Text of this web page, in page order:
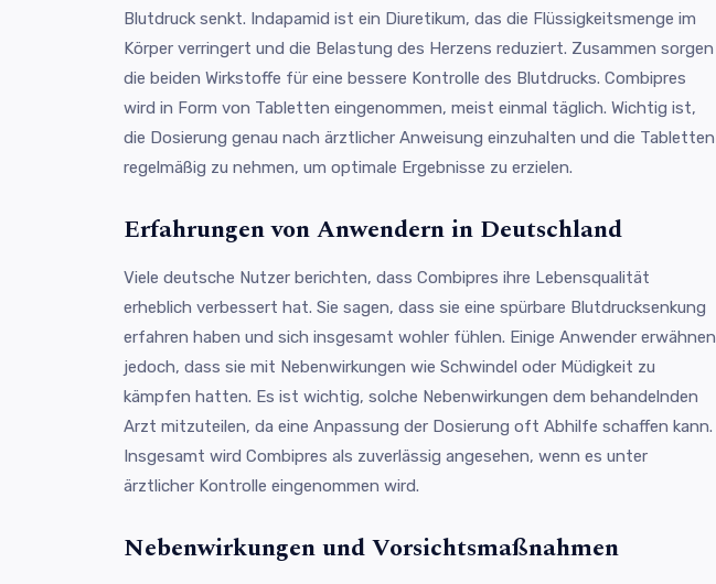
Blutdruck senkt. Indapamid ist ein Diuretikum, das die Flüssigkeitsmenge im
Körper verringert und die Belastung des Herzens reduziert. Zusammen sorgen
die beiden Wirkstoffe für eine bessere Kontrolle des Blutdrucks. Combipres
wird in Form von Tabletten eingenommen, meist einmal täglich. Wichtig ist,
die Dosierung genau nach ärztlicher Anweisung einzuhalten und die Tabletten
regelmäßig zu nehmen, um optimale Ergebnisse zu erzielen.
Erfahrungen von Anwendern in Deutschland
Viele deutsche Nutzer berichten, dass Combipres ihre Lebensqualität
erheblich verbessert hat. Sie sagen, dass sie eine spürbare Blutdrucksenkung
erfahren haben und sich insgesamt wohler fühlen. Einige Anwender erwähnen
jedoch, dass sie mit Nebenwirkungen wie Schwindel oder Müdigkeit zu
kämpfen hatten. Es ist wichtig, solche Nebenwirkungen dem behandelnden
Arzt mitzuteilen, da eine Anpassung der Dosierung oft Abhilfe schaffen kann.
Insgesamt wird Combipres als zuverlässig angesehen, wenn es unter
ärztlicher Kontrolle eingenommen wird.
Nebenwirkungen und Vorsichtsmaßnahmen